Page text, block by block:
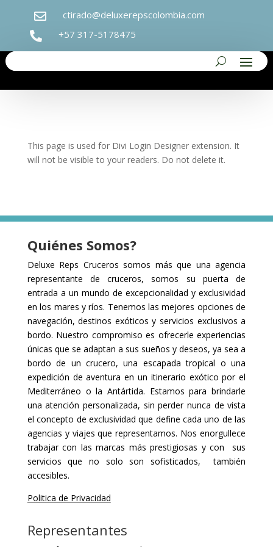
 ctirado@deluxerepscolombia.com
 +57 317-5178475
This page is used for Divi Login Designer extension. It
will not be visible to your readers. Do not delete it.
Quiénes Somos?
Deluxe Reps Cruceros somos más que una agencia
representante de cruceros, somos su puerta de
entrada a un mundo de excepcionalidad y exclusividad
en los mares y ríos. Tenemos las mejores opciones de
navegación, destinos exóticos y servicios exclusivos a
bordo. Nuestro compromiso es ofrecerle experiencias
únicas que se adaptan a sus sueños y deseos, ya sea a
bordo de un crucero, una escapada tropical o una
expedición de aventura en un itinerario exótico por el
Mediterráneo o la Antártida. Estamos para brindarle
una atención personalizada, sin perder nunca de vista
el concepto de exclusividad que define cada uno de las
agencias y viajes que representamos. Nos enorgullece
trabajar con las marcas más prestigiosas y con sus
servicios que no solo son sofisticados, también
accesibles.
Politica de Privacidad
Representantes